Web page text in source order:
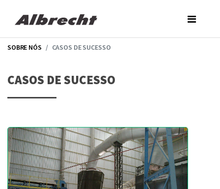
content
SOBRE NÓS CASOS DE SUCESSO
CASOS DE SUCESSO